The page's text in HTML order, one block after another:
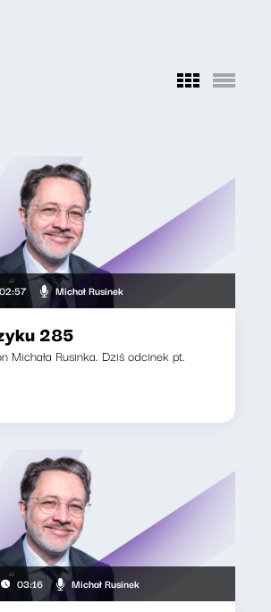
02:57 Michał Rusinek
285
Michała Rusinka. Dziś odcinek pt.
03:16 Michał Rusinek